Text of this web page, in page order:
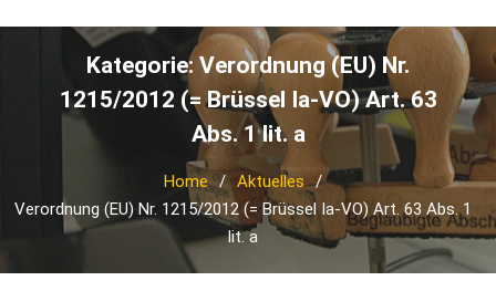
Kategorie: Verordnung (EU) Nr.
1215/2012 (= Brüssel Ia-VO) Art. 63
Abs. 1 lit. a
Home
Aktuelles
Verordnung (EU) Nr. 1215/2012 (= Brüssel Ia-VO) Art. 63 Abs. 1
lit. a